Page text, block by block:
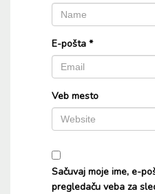
E-pošta *
Veb mesto
Sačuvaj moje ime, e-
pregledaču veba za